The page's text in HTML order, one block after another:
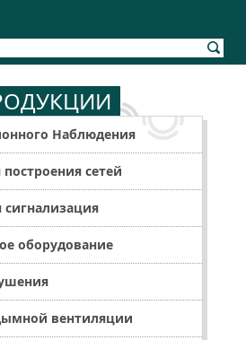
Наблюдения
сетей
оборудование
вентиляции